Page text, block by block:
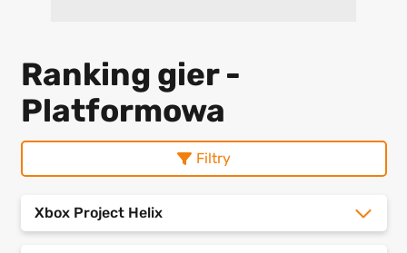
Ranking gier -
Platformowa
Filtry
Xbox Project Helix